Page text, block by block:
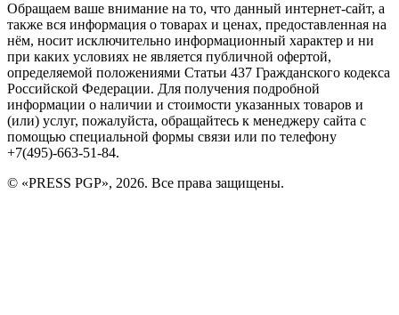
Обращаем ваше внимание на то, что данный интернет-сайт, а
также вся информация о товарах и ценах, предоставленная на
нём, носит исключительно информационный характер и ни
при каких условиях не является публичной офертой,
определяемой положениями Статьи 437 Гражданского кодекса
Российской Федерации. Для получения подробной
информации о наличии и стоимости указанных товаров и
(или) услуг, пожалуйста, обращайтесь к менеджеру сайта с
помощью специальной формы связи или по телефону
+7(495)-663-51-84.
© «PRESS PGP», 2026. Все права защищены.